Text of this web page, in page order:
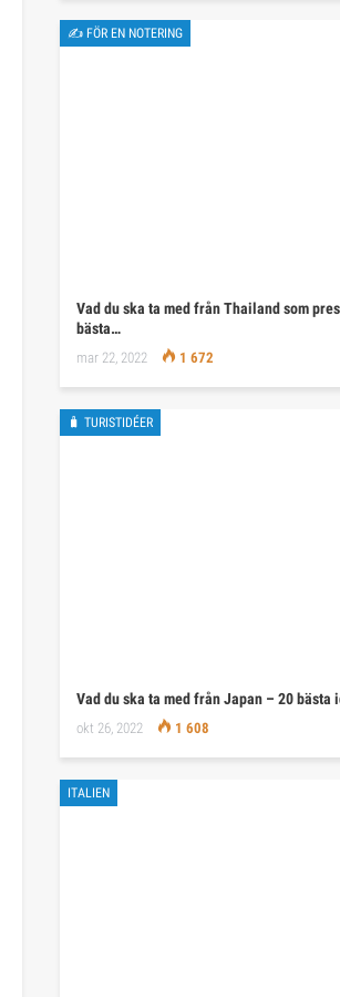
✍ FÖR EN NOTERING
Vad du ska ta med från Thailand som
bästa…
mar 22, 2022 1 672
🧳 TURISTIDÉER
Vad du ska ta med från Japan – 20 bästa
okt 26, 2022 1 608
ITALIEN